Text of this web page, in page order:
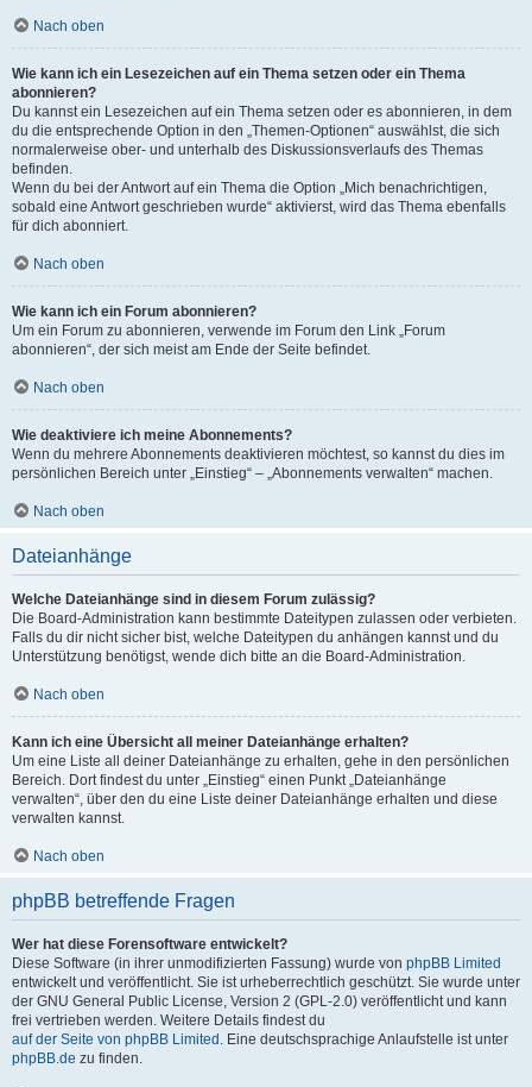
Nach oben
Wie kann ich ein Lesezeichen auf ein Thema setzen oder ein Thema
abonnieren?
Du kannst ein Lesezeichen auf ein Thema setzen oder es abonnieren, in dem
du die entsprechende Option in den „Themen-Optionen“ auswählst, die sich
normalerweise ober- und unterhalb des Diskussionsverlaufs des Themas
befinden.
Wenn du bei der Antwort auf ein Thema die Option „Mich benachrichtigen,
sobald eine Antwort geschrieben wurde“ aktivierst, wird das Thema ebenfalls
für dich abonniert.
Nach oben
Wie kann ich ein Forum abonnieren?
Um ein Forum zu abonnieren, verwende im Forum den Link „Forum
abonnieren“, der sich meist am Ende der Seite befindet.
Nach oben
Wie deaktiviere ich meine Abonnements?
Wenn du mehrere Abonnements deaktivieren möchtest, so kannst du dies im
persönlichen Bereich unter „Einstieg“ – „Abonnements verwalten“ machen.
Nach oben
Dateianhänge
Welche Dateianhänge sind in diesem Forum zulässig?
Die Board-Administration kann bestimmte Dateitypen zulassen oder verbieten.
Falls du dir nicht sicher bist, welche Dateitypen du anhängen kannst und du
Unterstützung benötigst, wende dich bitte an die Board-Administration.
Nach oben
Kann ich eine Übersicht all meiner Dateianhänge erhalten?
Um eine Liste all deiner Dateianhänge zu erhalten, gehe in den persönlichen
Bereich. Dort findest du unter „Einstieg“ einen Punkt „Dateianhänge
verwalten“, über den du eine Liste deiner Dateianhänge erhalten und diese
verwalten kannst.
Nach oben
phpBB betreffende Fragen
Wer hat diese Forensoftware entwickelt?
Diese Software (in ihrer unmodifizierten Fassung) wurde von phpBB Limited
entwickelt und veröffentlicht. Sie ist urheberrechtlich geschützt. Sie wurde unter
der GNU General Public License, Version 2 (GPL-2.0) veröffentlicht und kann
frei vertrieben werden. Weitere Details findest du
auf der Seite von phpBB Limited . Eine deutschsprachige Anlaufstelle ist unter
phpBB.de zu finden.